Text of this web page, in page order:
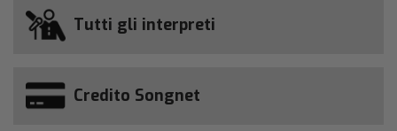
Tutti gli interpreti
Credito Songnet